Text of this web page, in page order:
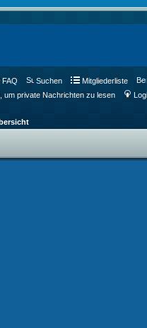
FAQ Suchen Mitgliederliste
um private Nachrichten zu lesen